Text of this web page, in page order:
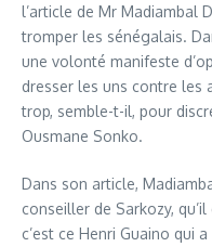
l’article de Mr Madiambal
tromper les sénégalais.
une volonté manifeste
dresser les uns contre les
trop, semble-t-il, pour
Ousmane Sonko.
Dans son article,
conseiller de Sarkozy,
c’est ce Henri Guaino qui